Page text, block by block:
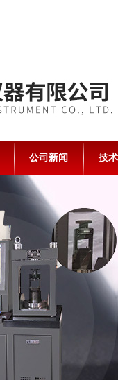
公司新闻 技